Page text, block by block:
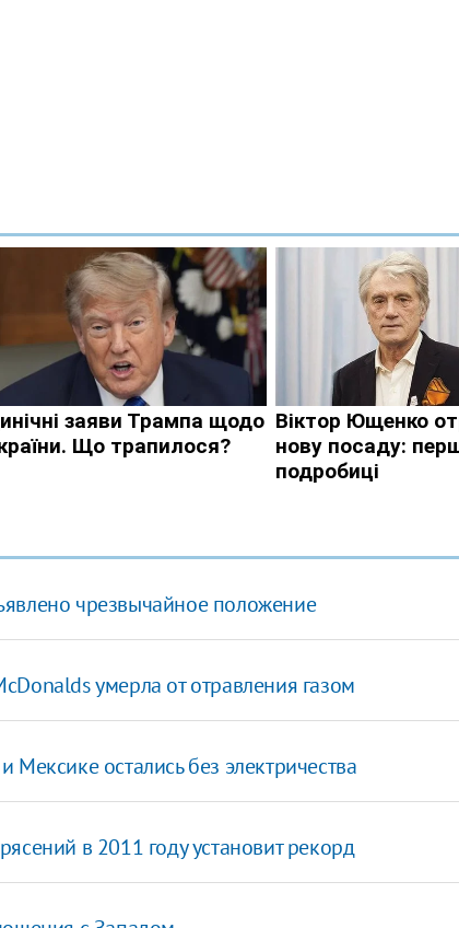
чрезвычайное положение
умерла от отравления газом
остались без электричества
в 2011 году установит рекорд